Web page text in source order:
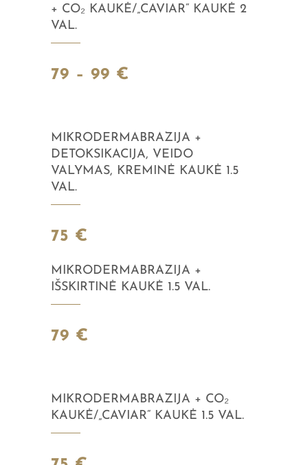
+ CO₂ KAUKĖ/„CAVIAR“ KAUKĖ 2
VAL.
79 – 99 €
MIKRODERMABRAZIJA +
DETOKSIKACIJA, VEIDO
VALYMAS, KREMINĖ KAUKĖ 1.5
VAL.
75 €
MIKRODERMABRAZIJA +
IŠSKIRTINĖ KAUKĖ 1.5 VAL.
79 €
MIKRODERMABRAZIJA + CO₂
KAUKĖ/„CAVIAR“ KAUKĖ 1.5 VAL.